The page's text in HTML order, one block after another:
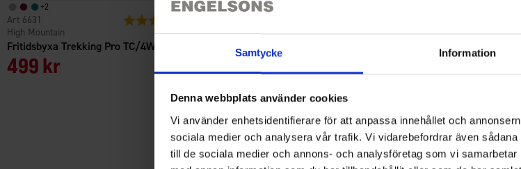
Samtycke Information
Denna webbplats använder cookies
Vi använder enhetsidentifierare för att anpassa innehållet och
sociala medier och analysera vår trafik. Vi vidarebefordrar även
till de sociala medier och annons- och analysföretag som vi
+2
Fritidsbyxa Trekking Pro TC/4W Dam
High Mountain
6631
499 kr
Betyg:
Tröja Bambu Dam
High Mountain
Från125 kr
Fleecekappa Dam
High Mountain
4.5